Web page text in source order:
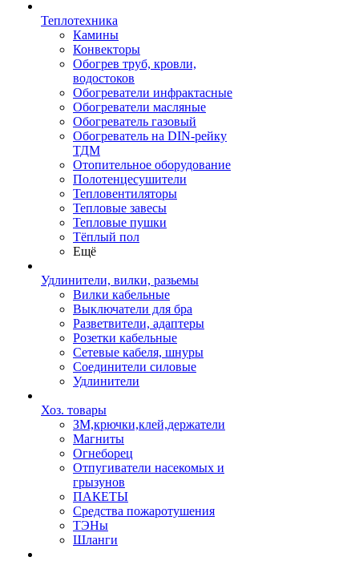
Теплотехника
Камины
Конвекторы
Обогрев труб, кровли,
водостоков
Обогреватели инфрактасные
Обогреватели масляные
Обогреватель газовый
Обогреватель на DIN-рейку
ТДМ
Отопительное оборудование
Полотенцесушители
Тепловентиляторы
Тепловые завесы
Тепловые пушки
Тёплый пол
Ещё
Удлинители, вилки, разьемы
Вилки кабельные
Выключатели для бра
Разветвители, адаптеры
Розетки кабельные
Сетевые кабеля, шнуры
Соединители силовые
Удлинители
Хоз. товары
ЗМ,крючки,клей,держатели
Магниты
Огнеборец
Отпугиватели насекомых и
грызунов
ПАКЕТЫ
Средства пожаротушения
ТЭНы
Шланги